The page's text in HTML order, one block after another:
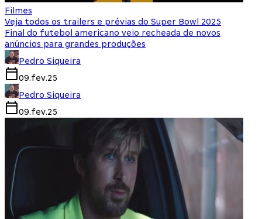
Filmes
Veja todos os trailers e prévias do Super Bowl 2025
Final do futebol americano veio recheada de novos
anúncios para grandes produções
Pedro Siqueira
09.fev.25
Pedro Siqueira
09.fev.25